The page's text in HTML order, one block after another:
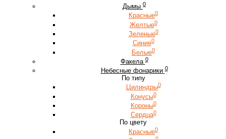
Дымы 0
Красные0
Желтые0
Зеленые0
Синие0
Белые0
Факела 0
Небесные фонарики 0
По типу
Цилиндры0
Конусы0
Короны0
Сердца0
По цвету
Красные0